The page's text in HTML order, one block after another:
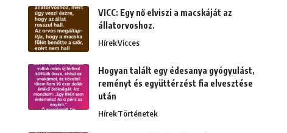
VICC: Egy nő elviszi a macskáját az
állatorvoshoz.
HírekVicces
Hogyan talált egy édesanya gyógyulást,
reményt és együttérzést fia elvesztése
után
HírekTörténetek